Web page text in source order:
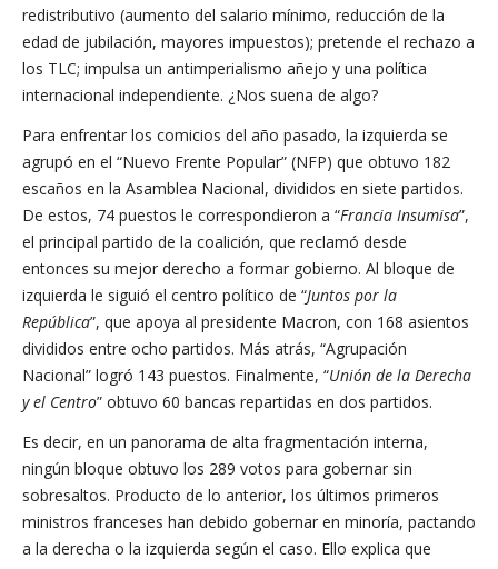
redistributivo (aumento del salario mínimo, reducción de la
edad de jubilación, mayores impuestos); pretende el rechazo a
los TLC; impulsa un antimperialismo añejo y una política
internacional independiente. ¿Nos suena de algo?
Para enfrentar los comicios del año pasado, la izquierda se
agrupó en el “Nuevo Frente Popular” (NFP) que obtuvo 182
escaños en la Asamblea Nacional, divididos en siete partidos.
De estos, 74 puestos le correspondieron a “Francia Insumisa”,
el principal partido de la coalición, que reclamó desde
entonces su mejor derecho a formar gobierno. Al bloque de
izquierda le siguió el centro político de “Juntos por la
República”, que apoya al presidente Macron, con 168 asientos
divididos entre ocho partidos. Más atrás, “Agrupación
Nacional” logró 143 puestos. Finalmente, “Unión de la Derecha
y el Centro” obtuvo 60 bancas repartidas en dos partidos.
Es decir, en un panorama de alta fragmentación interna,
ningún bloque obtuvo los 289 votos para gobernar sin
sobresaltos. Producto de lo anterior, los últimos primeros
ministros franceses han debido gobernar en minoría, pactando
a la derecha o la izquierda según el caso. Ello explica que